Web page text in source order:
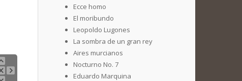
Ecce homo
El moribundo
Leopoldo Lugones
La sombra de un gran rey
Aires murcianos
Nocturno No. 7
Eduardo Marquina